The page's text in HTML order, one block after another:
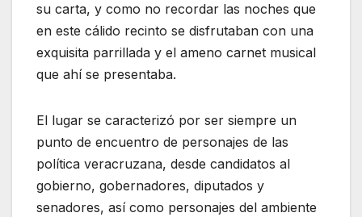
su carta, y como no recordar las noches que
en este cálido recinto se disfrutaban con una
exquisita parrillada y el ameno carnet musical
que ahí se presentaba.
El lugar se caracterizó por ser siempre un
punto de encuentro de personajes de las
política veracruzana, desde candidatos al
gobierno, gobernadores, diputados y
senadores, así como personajes del ambiente